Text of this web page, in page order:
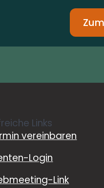
Links
vereinbaren
Login
Link